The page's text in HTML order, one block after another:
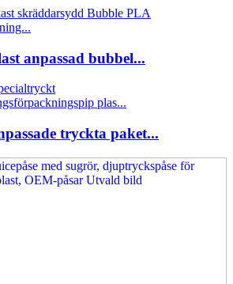
anpassad bubbel...
tryckta paket...